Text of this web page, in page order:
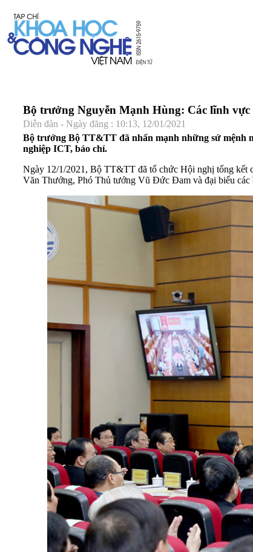
Bộ trưởng Nguyễn Mạnh Hùng: Các lĩnh
Diễn đàn - Ngày đăng : 10:13, 12/01/2021
Bộ trưởng Bộ TT&TT đã nhấn mạnh những sứ mệnh
nghiệp ICT, báo chí.
Ngày 12/1/2021, Bộ TT&TT đã tổ chức Hội nghị tổng kết
Văn Thưởng, Phó Thủ tướng Vũ Đức Đam và đại biểu các